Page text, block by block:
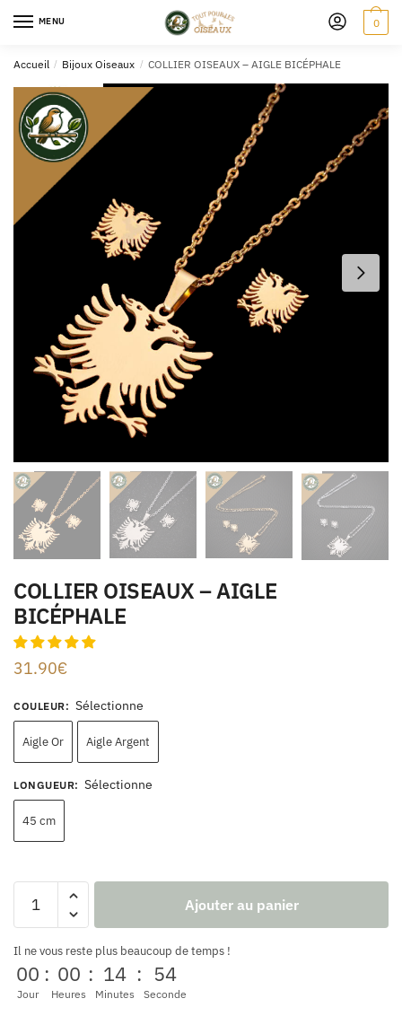
MENU 0
Accueil / Bijoux Oiseaux / COLLIER OISEAUX – AIGLE BICÉPHALE
COLLIER OISEAUX – AIGLE
BICÉPHALE
31.90€
COULEUR: Sélectionne
Aigle Or Aigle Argent
LONGUEUR: Sélectionne
45 cm
Ajouter au panier
Il ne vous reste plus beaucoup de temps !
00
Jour
: 00
Heures
: 14
Minutes
: 53
Seconde